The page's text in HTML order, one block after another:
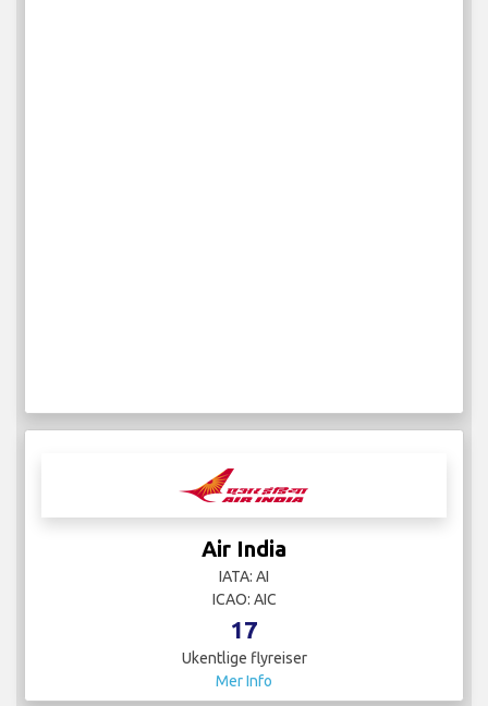
Air India
IATA: AI
ICAO: AIC
17
Ukentlige flyreiser
Mer Info